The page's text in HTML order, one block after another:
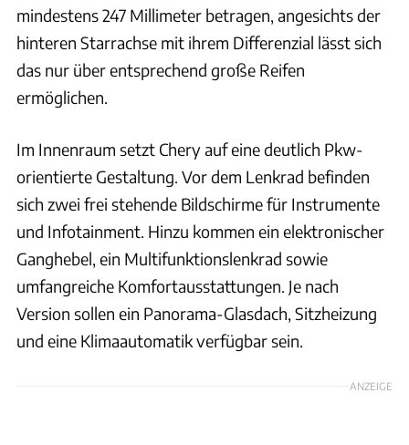
mindestens 247 Millimeter betragen, angesichts der
hinteren Starrachse mit ihrem Differenzial lässt sich
das nur über entsprechend große Reifen
ermöglichen.
Im Innenraum setzt Chery auf eine deutlich Pkw-
orientierte Gestaltung. Vor dem Lenkrad befinden
sich zwei frei stehende Bildschirme für Instrumente
und Infotainment. Hinzu kommen ein elektronischer
Ganghebel, ein Multifunktionslenkrad sowie
umfangreiche Komfortausstattungen. Je nach
Version sollen ein Panorama-Glasdach, Sitzheizung
und eine Klimaautomatik verfügbar sein.
ANZEIGE